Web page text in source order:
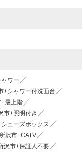
ワー
+シャワー付洗面台
最上階
市+照明付き
ューズボックス
所沢市+CATV
沢市+保証人不要